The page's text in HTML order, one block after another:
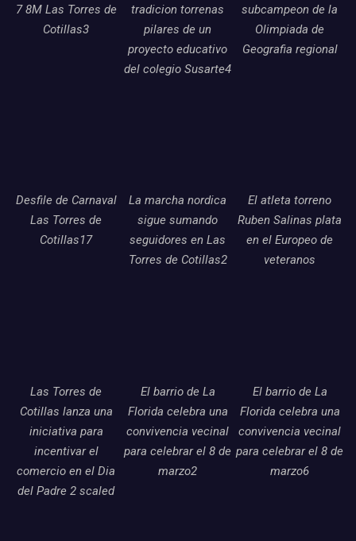
7 8M Las Torres de
Cotillas3
tradicion torrenas
pilares de un
proyecto educativo
del colegio Susarte4
subcampeon de la
Olimpiada de
Geografia regional
Desfile de Carnaval
Las Torres de
Cotillas17
La marcha nordica
sigue sumando
seguidores en Las
Torres de Cotillas2
El atleta torreno
Ruben Salinas plata
en el Europeo de
veteranos
Las Torres de
Cotillas lanza una
iniciativa para
incentivar el
comercio en el Dia
del Padre 2 scaled
El barrio de La
Florida celebra una
convivencia vecinal
para celebrar el 8 de
marzo2
El barrio de La
Florida celebra una
convivencia vecinal
para celebrar el 8 de
marzo6